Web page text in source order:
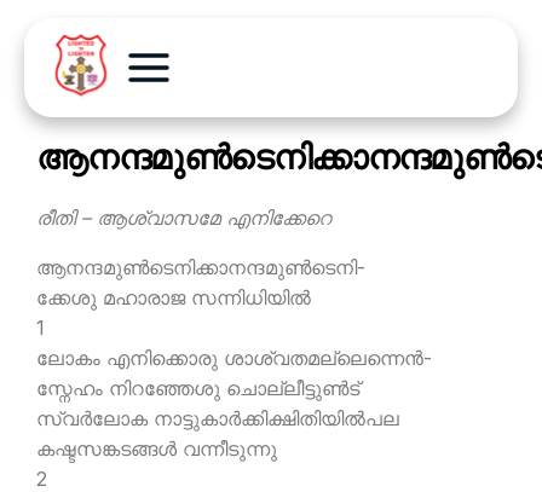
രീതി – ആശ്വാസമേ എനിക്കേറെ
ആനന്ദമുണ്‍ടെനിക്കാനന്ദമുണ്‍ടെനി-
ക്കേശു മഹാരാജ സന്നിധിയില്‍
1
ലോകം എനിക്കൊരു ശാശ്വതമല്ലെന്നെന്‍-
സ്നേഹം നിറഞ്ഞേശു ചൊല്ലീട്ടുണ്‍ട്
സ്വര്‍ലോക നാട്ടുകാര്‍ക്കിക്ഷിതിയില്‍പല
കഷ്ടസങ്കടങ്ങള്‍ വന്നീടുന്നു
2